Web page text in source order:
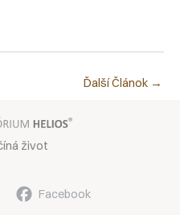
Ďalší Článok →
život
Facebook